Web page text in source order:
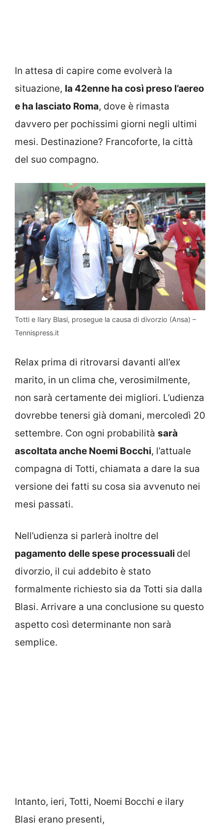
In attesa di capire come evolverà la
situazione, la 42enne ha così preso l’aereo
e ha lasciato Roma, dove è rimasta
davvero per pochissimi giorni negli ultimi
mesi. Destinazione? Francoforte, la città
del suo compagno.
Totti e Ilary Blasi, prosegue la causa di divorzio (Ansa) –
Tennispress.it
Relax prima di ritrovarsi davanti all’ex
marito, in un clima che, verosimilmente,
non sarà certamente dei migliori. L’udienza
dovrebbe tenersi già domani, mercoledì 20
settembre. Con ogni probabilità sarà
ascoltata anche Noemi Bocchi, l’attuale
compagna di Totti, chiamata a dare la sua
versione dei fatti su cosa sia avvenuto nei
mesi passati.
Nell’udienza si parlerà inoltre del
pagamento delle spese processuali del
divorzio, il cui addebito è stato
formalmente richiesto sia da Totti sia dalla
Blasi. Arrivare a una conclusione su questo
aspetto così determinante non sarà
semplice.
Intanto, ieri, Totti, Noemi Bocchi e ilary
Blasi erano presenti,